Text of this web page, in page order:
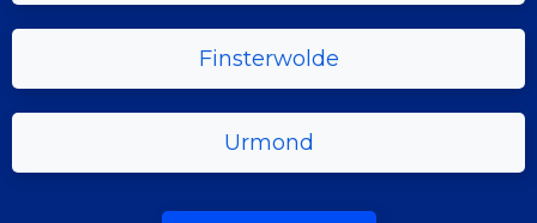
Finsterwolde
Urmond